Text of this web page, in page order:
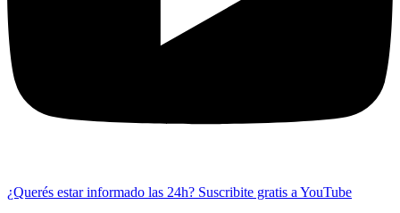
¿Querés estar informado las 24h? Suscribite gratis a YouTube